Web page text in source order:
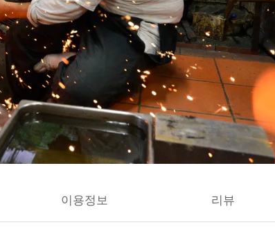
이용정보 리뷰